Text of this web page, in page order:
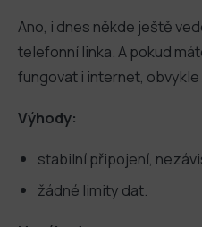
Ano, i dnes někde ještě
telefonní linka. A pokud
fungovat i internet, obvykle
Výhody:
stabilní připojení,
žádné limity dat.